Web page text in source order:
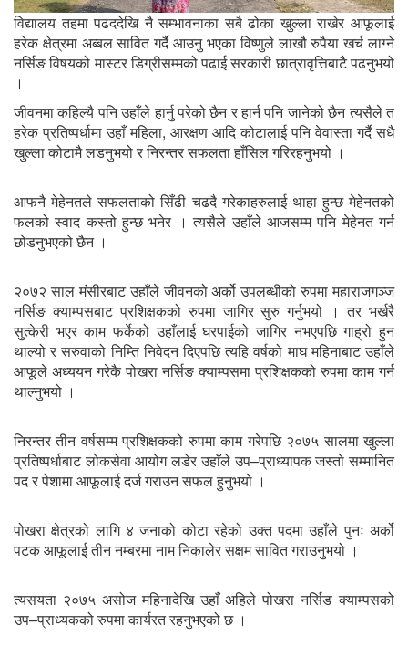
विद्यालय तहमा पढददेखि नै सम्भावनाका सबै ढोका खुल्ला राखेर आफूलाई
हरेक क्षेत्रमा अब्बल सावित गर्दै आउनु भएका विष्णुले लाखौ रुपैया खर्च लाग्ने
नर्सिङ विषयको मास्टर डिग्रीसम्मको पढाई सरकारी छात्रावृत्तिबाटै पढनुभयो
।
जीवनमा कहिल्यै पनि उहाँले हार्नु परेको छैन र हार्न पनि जानेको छैन त्यसैले त
हरेक प्रतिष्पर्धामा उहाँ महिला, आरक्षण आदि कोटालाई पनि वेवास्ता गर्दै सधै
खुल्ला कोटामै लडनुभयो र निरन्तर सफलता हाँसिल गरिरहनुभयो ।
आफनै मेहेनतले सफलताको सिँढी चढदै गरेकाहरुलाई थाहा हुन्छ मेहेनतको
फलको स्वाद कस्तो हुन्छ भनेर । त्यसैले उहाँले आजसम्म पनि मेहेनत गर्न
छोडनुभएको छैन ।
२०७२ साल मंसीरबाट उहाँले जीवनको अर्को उपलब्धीको रुपमा महाराजगञ्ज
नर्सिङ क्याम्पसबाट प्रशिक्षकको रुपमा जागिर सुरु गर्नुभयो । तर भर्खरै
सुत्केरी भएर काम फर्केको उहाँलाई घरपाईको जागिर नभएपछि गाह्रो हुन
थाल्यो र सरुवाको निम्ति निवेदन दिएपछि त्यहि वर्षको माघ महिनाबाट उहाँले
आफूले अध्ययन गरेकै पोखरा नर्सिङ क्याम्पसमा प्रशिक्षकको रुपमा काम गर्न
थाल्नुभयो ।
निरन्तर तीन वर्षसम्म प्रशिक्षकको रुपमा काम गरेपछि २०७५ सालमा खुल्ला
प्रतिष्पर्धाबाट लोकसेवा आयोग लडेर उहाँले उप–प्राध्यापक जस्तो सम्मानित
पद र पेशामा आफूलाई दर्ज गराउन सफल हुनुभयो ।
पोखरा क्षेत्रको लागि ४ जनाको कोटा रहेको उक्त पदमा उहाँले पुनः अर्को
पटक आफूलाई तीन नम्बरमा नाम निकालेर सक्षम सावित गराउनुभयो ।
त्यसयता २०७५ असोज महिनादेखि उहाँ अहिले पोखरा नर्सिङ क्याम्पसको
उप–प्राध्यकको रुपमा कार्यरत रहनुभएको छ ।